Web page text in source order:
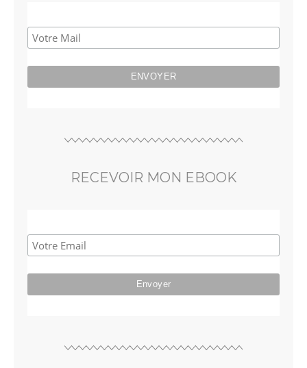
RECEVOIR MON EBOOK